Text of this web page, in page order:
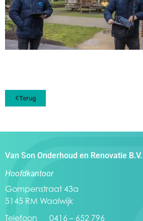
Terug
Van Son Onderhoud en Renovatie B.V.
Hoofdkantoor
Gompenstraat 43a
5145 RM Waalwijk
Telefoon 0416 – 652 796